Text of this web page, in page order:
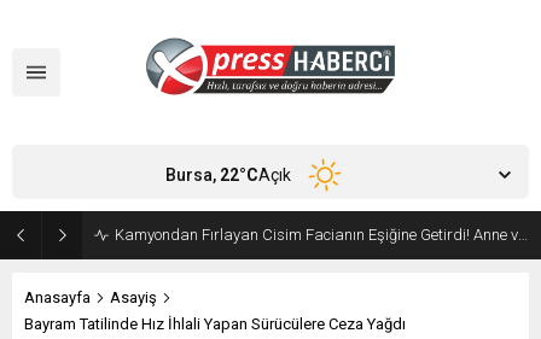
Orhangazi’de Ekmeğin Fiyatı ve Gramajı Değişti
Bursa, 22°CAçık
Anasayfa
Asayiş
Bayram Tatilinde Hız İhlali Yapan Sürücülere Ceza Yağdı